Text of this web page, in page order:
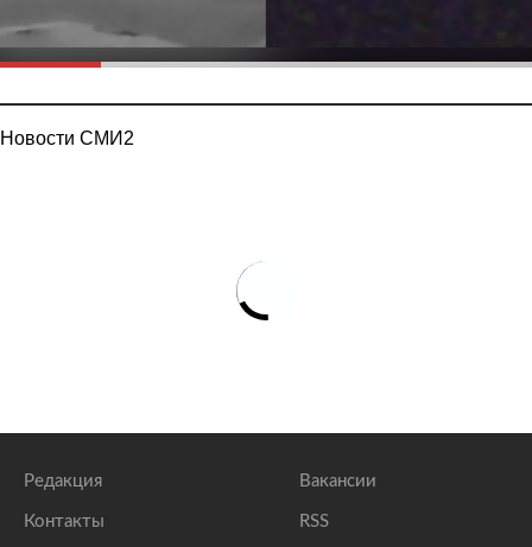
Новости СМИ2
Редакция
Контакты
Вакансии
RSS